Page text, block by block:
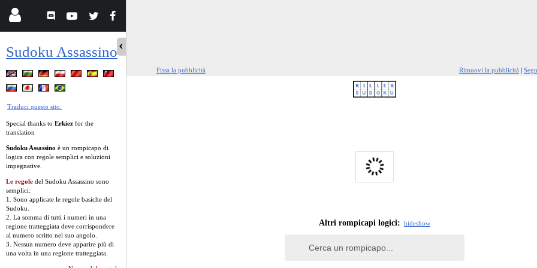
Sudoku Assassino
Traduci questo sito.
Special thanks to Erkiez for the
translation
Sudoku Assassino è un rompicapo di
logica con regole semplici e soluzioni
impegnative.
Le regole del Sudoku Assassino sono
semplici:
1. Sono applicate le regole basiche del
Sudoku.
2. La somma di tutti i numeri in una
regione tratteggiata deve corrispondere
al numero scritto nel suo angolo.
3. Nessun numero deve apparire più di
una volta in una regione tratteggiata.
Fissa la pubblicità Rimuovi la pubblicità |
Altri rompicapi logici: hideshow